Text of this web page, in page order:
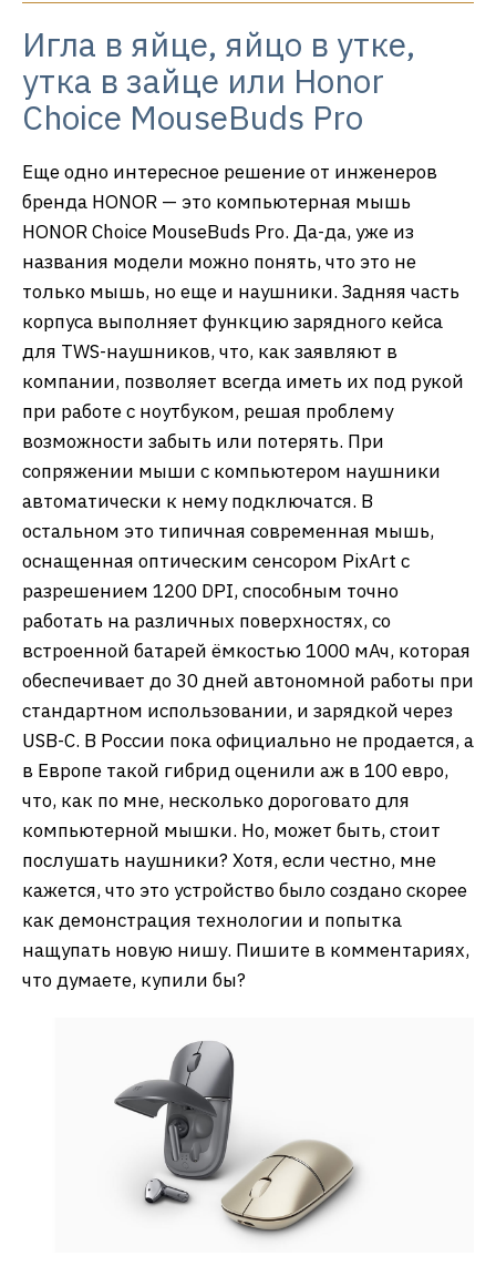
Игла в яйце, яйцо в утке,
утка в зайце или Honor
Choice MouseBuds Pro
Еще одно интересное решение от инженеров
бренда HONOR — это компьютерная мышь
HONOR Choice MouseBuds Pro. Да-да, уже из
названия модели можно понять, что это не
только мышь, но еще и наушники. Задняя часть
корпуса выполняет функцию зарядного кейса
для TWS-наушников, что, как заявляют в
компании, позволяет всегда иметь их под рукой
при работе с ноутбуком, решая проблему
возможности забыть или потерять. При
сопряжении мыши с компьютером наушники
автоматически к нему подключатся. В
остальном это типичная современная мышь,
оснащенная оптическим сенсором PixArt с
разрешением 1200 DPI, способным точно
работать на различных поверхностях, со
встроенной батарей ёмкостью 1000 мАч, которая
обеспечивает до 30 дней автономной работы при
стандартном использовании, и зарядкой через
USB-C. В России пока официально не продается, а
в Европе такой гибрид оценили аж в 100 евро,
что, как по мне, несколько дороговато для
компьютерной мышки. Но, может быть, стоит
послушать наушники? Хотя, если честно, мне
кажется, что это устройство было создано скорее
как демонстрация технологии и попытка
нащупать новую нишу. Пишите в комментариях,
что думаете, купили бы?